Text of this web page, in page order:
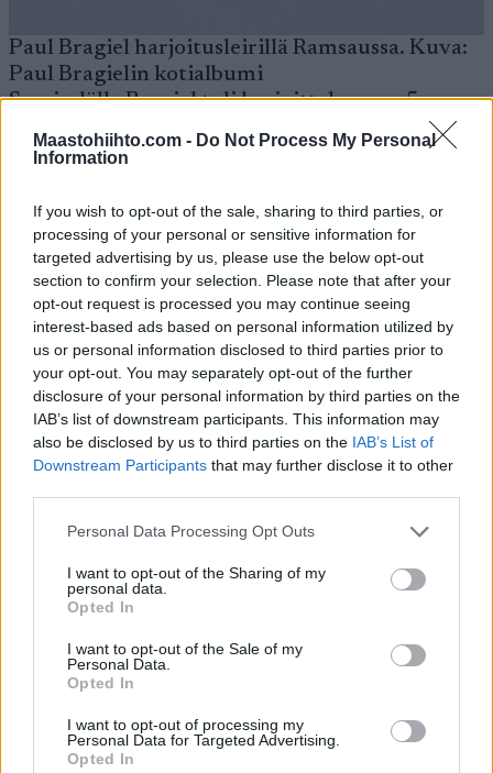
Maastohiihto.com - Do Not Process My Personal
Information
If you wish to opt-out of the sale, sharing to third parties, or
processing of your personal or sensitive information for
targeted advertising by us, please use the below opt-out
section to confirm your selection. Please note that after your
opt-out request is processed you may continue seeing
interest-based ads based on personal information utilized by
us or personal information disclosed to third parties prior to
your opt-out. You may separately opt-out of the further
disclosure of your personal information by third parties on the
IAB’s list of downstream participants. This information may
also be disclosed by us to third parties on the IAB’s List of
Downstream Participants that may further disclose it to other
Please note that this website/app uses one or more Google
not limited to your visit or usage behaviour. You may click to
grant or deny consent to Google and its third-party tags to
use your data for below specified purposes in below Google
consent section.
Personal Data Processing Opt Outs
I want to opt-out of the Sharing of my
personal data.
Opted In
I want to opt-out of the Sale of my
Personal Data.
Opted In
I want to opt-out of processing my
Personal Data for Targeted Advertising.
Opted In
Paul Bragiel harjoitusleirillä Ramsaussa. Kuva:
Paul Bragielin kotialbumi
Saariselälle Bragiel tuli harjoittelemaan 5.
lokakuuta, mutta keväällä hän oli ehtinyt jo
tutustua maastohiihtoon pari kuukautta
harjoittelemassa hiihtoa niin Uudessa-
Seelannissa kuin Itävallan Ramsaussakin.
– En tehnyt oikeastaan mitään kymmeneen
vuoteen ennen tätä projektia, mutta nyt olen
ehtinyt hiihtää jo noin 1000 kilometriä. Täällä
Saariselällä olen hiihtänyt noin 20-30
kilometriä ja ensilumen ladulla on kertynyt
kilometrejä noin 250, keskimäärin noin kaksi
tuntia päivässä harjoitteleva Bragiel sanoo.
kuukauden aikana on tullut suurta kehitystä ja
tuntuma hiihtoon on parantunut koko ajan.
Hiihto on tuntunut aika mukavalta, mutta
kyllähän minun on koko ajan keskityttävä
tekniikkaan, eli ei se vielä niin luonnollista ole,
enkä todellakaan ole syntynyt sukset jalassa,
– Ylämäet ovat selvästi vahvuuteni, mutta